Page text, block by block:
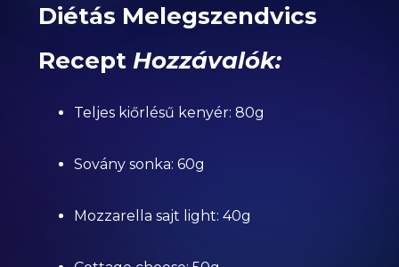
Diétás Melegszendvics
Recept Hozzávalók:
Teljes kiőrlésű kenyér: 80g
Sovány sonka: 60g
Mozzarella sajt light: 40g